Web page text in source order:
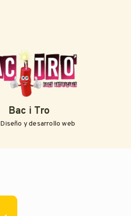
Bac i Tro
Diseño y desarrollo web